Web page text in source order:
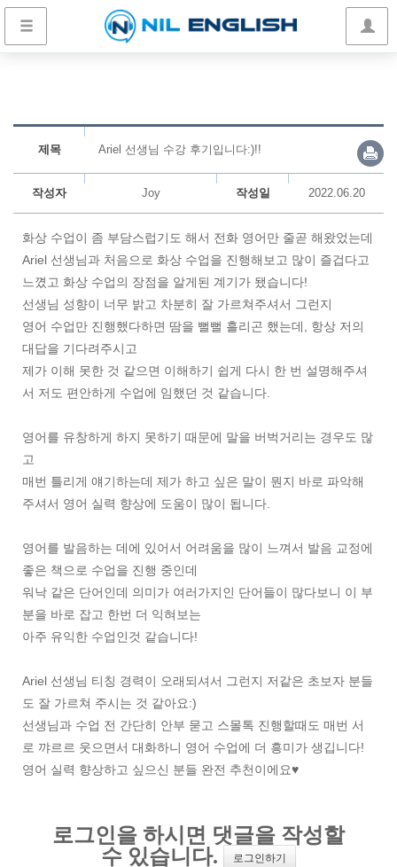
제목 Ariel 선생님 수강 후기입니다:)!!
작성자 Joy 작성일 2022.06.20
화상 수업이 좀 부담스럽기도 해서 전화 영어만 줄곧 해왔었는데
Ariel 선생님과 처음으로 화상 수업을 진행해보고 많이 즐겁다고
느꼈고 화상 수업의 장점을 알게된 계기가 됐습니다!
선생님 성향이 너무 밝고 차분히 잘 가르쳐주셔서 그런지
영어 수업만 진행했다하면 땀을 뻘뻘 흘리곤 했는데, 항상 저의
대답을 기다려주시고
제가 이해 못한 것 같으면 이해하기 쉽게 다시 한 번 설명해주셔
서 저도 편안하게 수업에 임했던 것 같습니다.
영어를 유창하게 하지 못하기 때문에 말을 버벅거리는 경우도 많
고
매번 틀리게 얘기하는데 제가 하고 싶은 말이 뭔지 바로 파악해
주셔서 영어 실력 향상에 도움이 많이 됩니다.
영어를 발음하는 데에 있어서 어려움을 많이 느껴서 발음 교정에
좋은 책으로 수업을 진행 중인데
워낙 같은 단어인데 의미가 여러가지인 단어들이 많다보니 이 부
분을 바로 잡고 한번 더 익혀보는
아주 유익한 수업인것 같습니다!
Ariel 선생님 티칭 경력이 오래되셔서 그런지 저같은 초보자 분들
도 잘 가르쳐 주시는 것 같아요:)
선생님과 수업 전 간단히 안부 묻고 스몰톡 진행할때도 매번 서
로 꺄르르 웃으면서 대화하니 영어 수업에 더 흥미가 생깁니다!
영어 실력 향상하고 싶으신 분들 완전 추천이에요♥